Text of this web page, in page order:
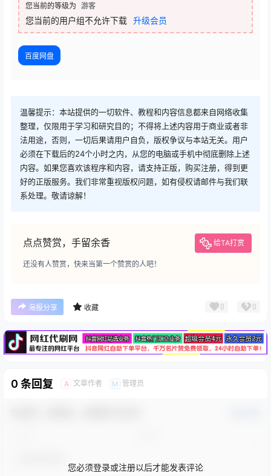
您当前的等级为 游客
您当前的用户组不允许下载 升级会员
百度网盘
温馨提示：本站提供的一切软件、教程和内容信息都来自网络收集
整理，仅限用于学习和研究目的；不得将上述内容用于商业或者非
法用途，否则，一切后果请用户自负，版权争议与本站无关。用户
必须在下载后的24个小时之内，从您的电脑或手机中彻底删除上述
内容。如果您喜欢该程序和内容，请支持正版，购买注册，得到更
好的正版服务。我们非常重视版权问题，如有侵权请邮件与我们联
系处理。敬请谅解！
点点赞赏，手留余香 给TA打赏
还没有人赞赏，快来当第一个赞赏的人吧！
海报分享 收藏 0 0
广告
0 条回复 A 文章作者 M 管理员
您必须登录或注册以后才能发表评论